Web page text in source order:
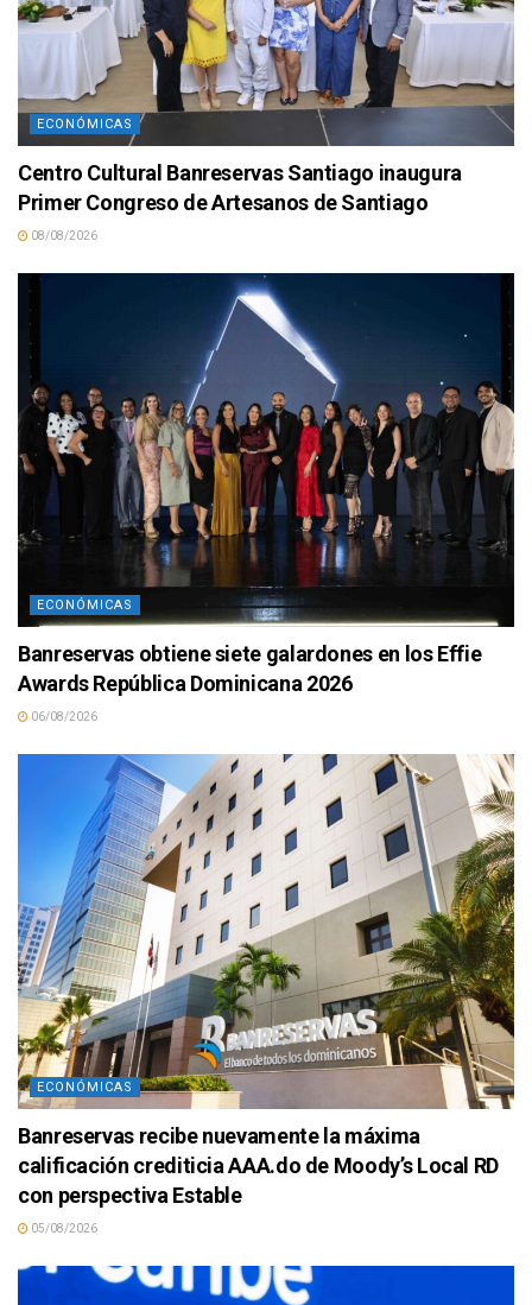
ECONÓMICAS
Centro Cultural Banreservas Santiago inaugura
Primer Congreso de Artesanos de Santiago
08/08/2026
ECONÓMICAS
Banreservas obtiene siete galardones en los Effie
Awards República Dominicana 2026
06/08/2026
ECONÓMICAS
Banreservas recibe nuevamente la máxima
calificación crediticia AAA.do de Moody’s Local RD
con perspectiva Estable
05/08/2026